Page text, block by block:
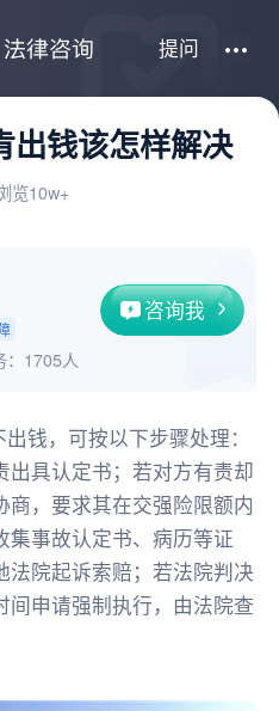
提问
出钱该怎样解决
览10w+
咨询我
1705人
钱，可按以下步骤处理：
出具认定书；若对方有责却
，要求其在交强险限额内
集事故认定书、病历等证
院起诉索赔；若法院判决
间申请强制执行，由法院查